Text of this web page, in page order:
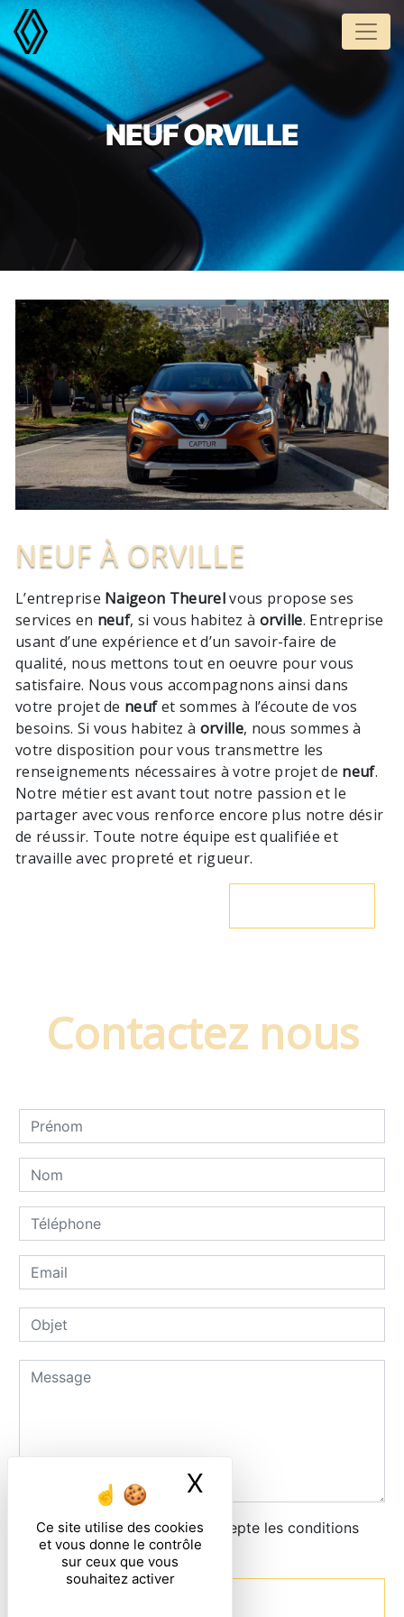
Panneau de gestion des cookies
Ce site utilise des cookies
et vous donne le contrôle
sur ceux que vous
souhaitez activer
X
NEUF ORVILLE
NEUF À ORVILLE
L’entreprise Naigeon Theurelvous propose ses
services en neuf, si vous habitez à orville. Entreprise
usant d’une expérience et d’un savoir-faire de
qualité, nous mettons tout en oeuvre pour vous
satisfaire. Nous vous accompagnons ainsi dans
votre projet de neufet sommes à l’écoute de vos
besoins. Si vous habitez à orville, nous sommes à
votre disposition pour vous transmettre les
renseignements nécessaires à votre projet de neuf.
Notre métier est avant tout notre passion et le
partager avec vous renforce encore plus notre désir
de réussir. Toute notre équipe est qualifiée et
travaille avec propreté et rigueur.
Contactez nous
En cochant cette case, j'accepte les conditions
particulières ci-dessous **